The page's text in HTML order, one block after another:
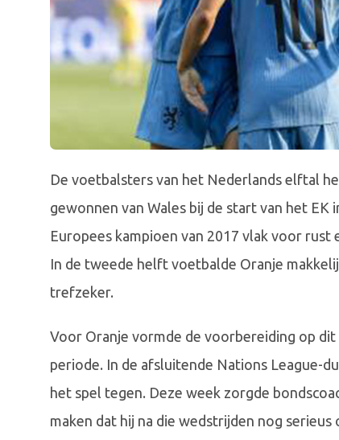
De voetbalsters van het Nederlands elftal
gewonnen van Wales bij de start van het EK
Europees kampioen van 2017 vlak voor
In de tweede helft voetbalde Oranje
trefzeker.
Voor Oranje vormde de voorbereiding op
periode. In de afsluitende Nations League-
het spel tegen. Deze week zorgde
maken dat hij na die wedstrijden nog